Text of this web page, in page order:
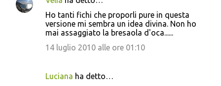
Ho tanti fichi che proporli pure in questa
versione mi sembra un idea divina. Non ho
mai assaggiato la bresaola d'oca......
14 luglio 2010 alle ore 01:10
Luciana ha detto…